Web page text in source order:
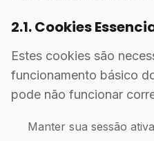
2.1. Cookies
Estes cookies são
funcionamento básico
pode não funcionar
Manter sua sessão ativa